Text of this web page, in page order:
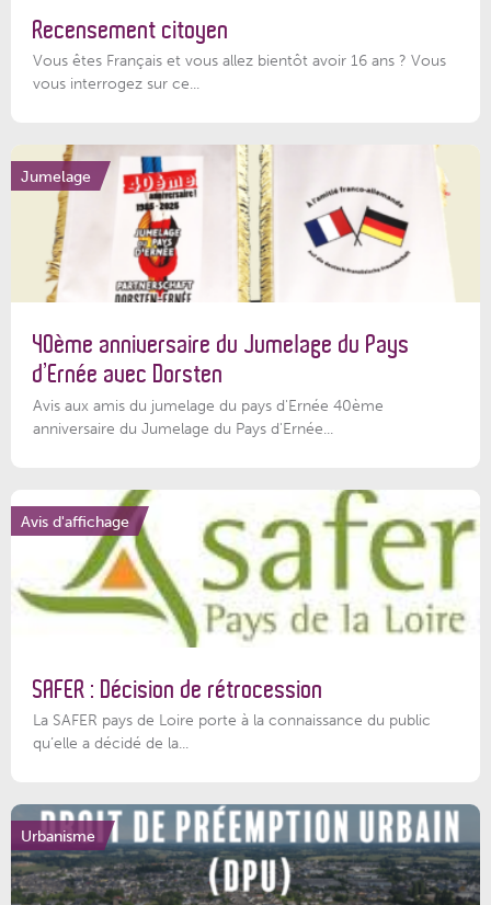
Recensement citoyen
Vous êtes Français et vous allez bientôt avoir 16 ans ? Vous
vous interrogez sur ce...
Jumelage
40ème anniversaire du Jumelage du Pays
d’Ernée avec Dorsten
Avis aux amis du jumelage du pays d'Ernée 40ème
anniversaire du Jumelage du Pays d'Ernée...
Avis d'affichage
SAFER : Décision de rétrocession
La SAFER pays de Loire porte à la connaissance du public
qu’elle a décidé de la...
Urbanisme